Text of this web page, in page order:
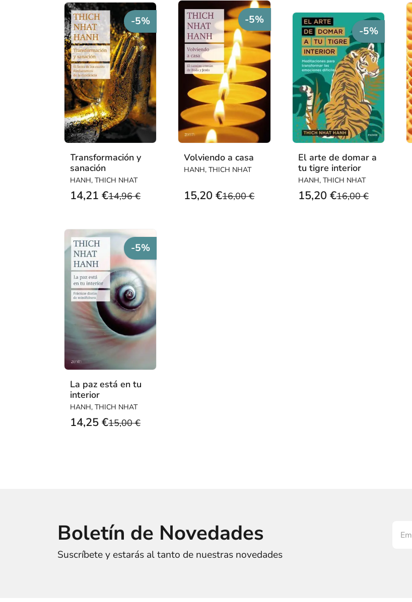
-5%
Transformación y
sanación
HANH, THICH NHAT
14,96 €
14,21 €
-5%
Volviendo a casa
HANH, THICH NHAT
16,00 €
15,20 €
-5%
El arte de domar a
tu tigre interior
HANH, THICH NHAT
16,00 €
15,20 €
-5%
La paz está en tu
interior
HANH, THICH NHAT
15,00 €
14,25 €
Boletín de Novedades
Suscríbete y estarás al tanto de nuestras novedades